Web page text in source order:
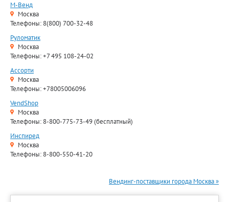
М-Венд
Москва
Телефоны: 8(800) 700-32-48
Руломатик
Москва
Телефоны: +7 495 108-24-02
Ассорти
Москва
Телефоны: +78005006096
VendShop
Москва
Телефоны: 8-800-775-73-49 (бесплатный)
Инспиред
Москва
Телефоны: 8-800-550-41-20
Вендинг-поставщики города Москва »